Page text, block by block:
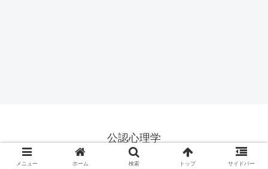
公認心理学
© 2018 公認心理学.
メニュー ホーム 検索 トップ サイドバー